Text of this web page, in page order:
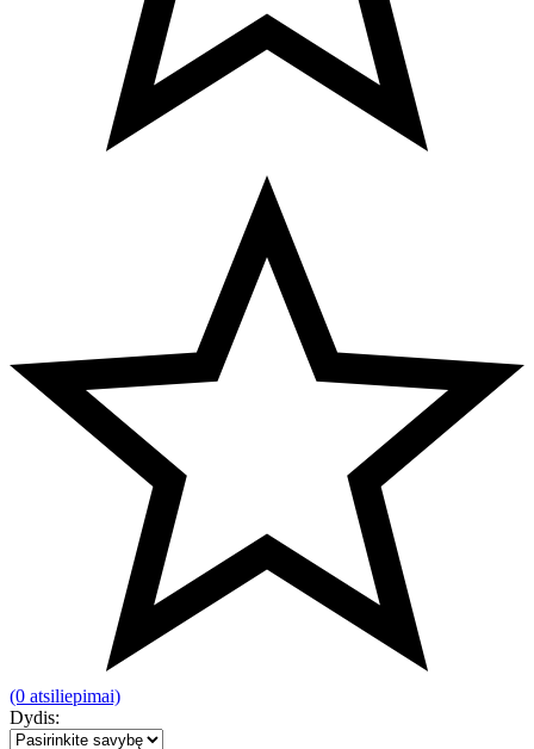
(0 atsiliepimai)
Dydis: